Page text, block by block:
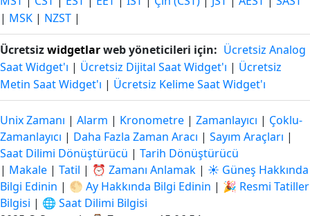
| MSK | NZST |
Ücretsizwidgetlarweb yöneticileri için: Ücretsiz Analog
Saat Widget'ı | Ücretsiz Dijital Saat Widget'ı | Ücretsiz
Metin Saat Widget'ı | Ücretsiz Kelime Saat Widget'ı
Unix Zamanı | Alarm | Kronometre | Zamanlayıcı | Çoklu-
Zamanlayıcı | Daha Fazla Zaman Aracı | Sayım Araçları |
Saat Dilimi Dönüştürücü | Tarih Dönüştürücü
| Makale | Tatil | ⏰ Zamanı Anlamak | ☀️ Güneş Hakkında
Bilgi Edinin | 🌕 Ay Hakkında Bilgi Edinin | 🎉 Resmi Tatiller
Bilgisi | 🌐 Saat Dilimi Bilgisi